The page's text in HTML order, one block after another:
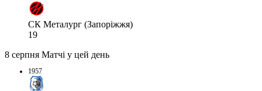
СК Металург (Запоріжжя)
19
8 серпня Матчі у цей день
1957